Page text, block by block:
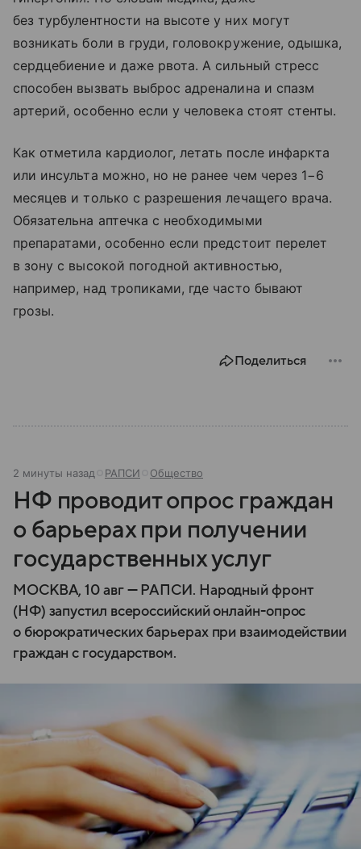
без турбулентности на высоте у них могут
возникать боли в груди, головокружение, одышка,
сердцебиение и даже рвота. А сильный стресс
способен вызвать выброс адреналина и спазм
артерий, особенно если у человека стоят стенты.
Как отметила кардиолог, летать после инфаркта
или инсульта можно, но не ранее чем через 1−6
месяцев и только с разрешения лечащего врача.
Обязательна аптечка с необходимыми
препаратами, особенно если предстоит перелет
в зону с высокой погодной активностью,
например, над тропиками, где часто бывают
грозы.
Поделиться
2 минуты назад РАПСИ Общество
НФ проводит опрос граждан
о барьерах при получении
государственных услуг
МОСКВА, 10 авг — РАПСИ. Народный фронт
(НФ) запустил всероссийский онлайн-опрос
о бюрократических барьерах при взаимодействии
граждан с государством.